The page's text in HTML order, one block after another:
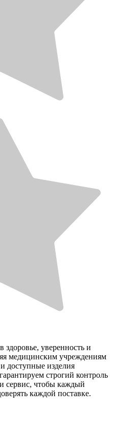
уверенность и
медицинским учреждениям
доступные изделия
строгий контроль
сервис, чтобы каждый
каждой поставке.